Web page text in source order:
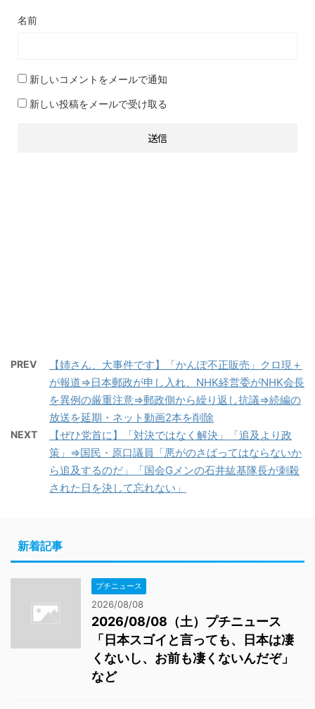
名前
新しいコメントをメールで通知
新しい投稿をメールで受け取る
PREV
【姉さん、大事件です】「かんぽ不正販売」クロ現＋
が報道⇒日本郵政が申し入れ、NHK経営委がNHK会長
を異例の厳重注意⇒郵政側から繰り返し抗議⇒続編の
放送を延期・ネット動画2本を削除
NEXT
【ぜひ党首に】「対決ではなく解決」「追及より政
策」⇒国民・原口議員「悪がのさばってはならないか
ら追及するのだ」「国会Gメンの石井紘基隊長が刺殺
された日を決して忘れない」
新着記事
プチニュース
2026/08/08
2026/08/08（土）プチニュース
「日本スゴイと言っても、日本は凄
くないし、お前も凄くないんだぞ」
など